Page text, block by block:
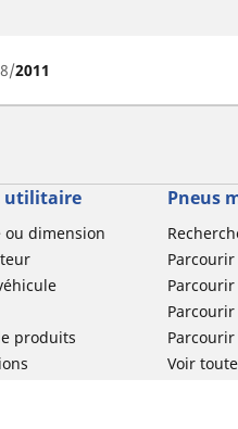
2011
utilitaire
ou dimension
produits
Pneus
Voir